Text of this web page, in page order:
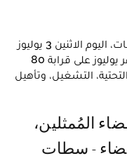
صادق مجلس جهة الدار البيضاء _ سطات، اليوم الاثنين 3 يوليوز
2023، خلال أشغال دورته العادية لشهر يوليوز على قرابة 80
التشغيل، وتأهيل
- سطات